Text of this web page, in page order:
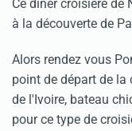
Ce dîner croisière de
à la découverte de
Alors rendez vous
point de départ de la
de l'Ivoire, bateau
pour ce type de